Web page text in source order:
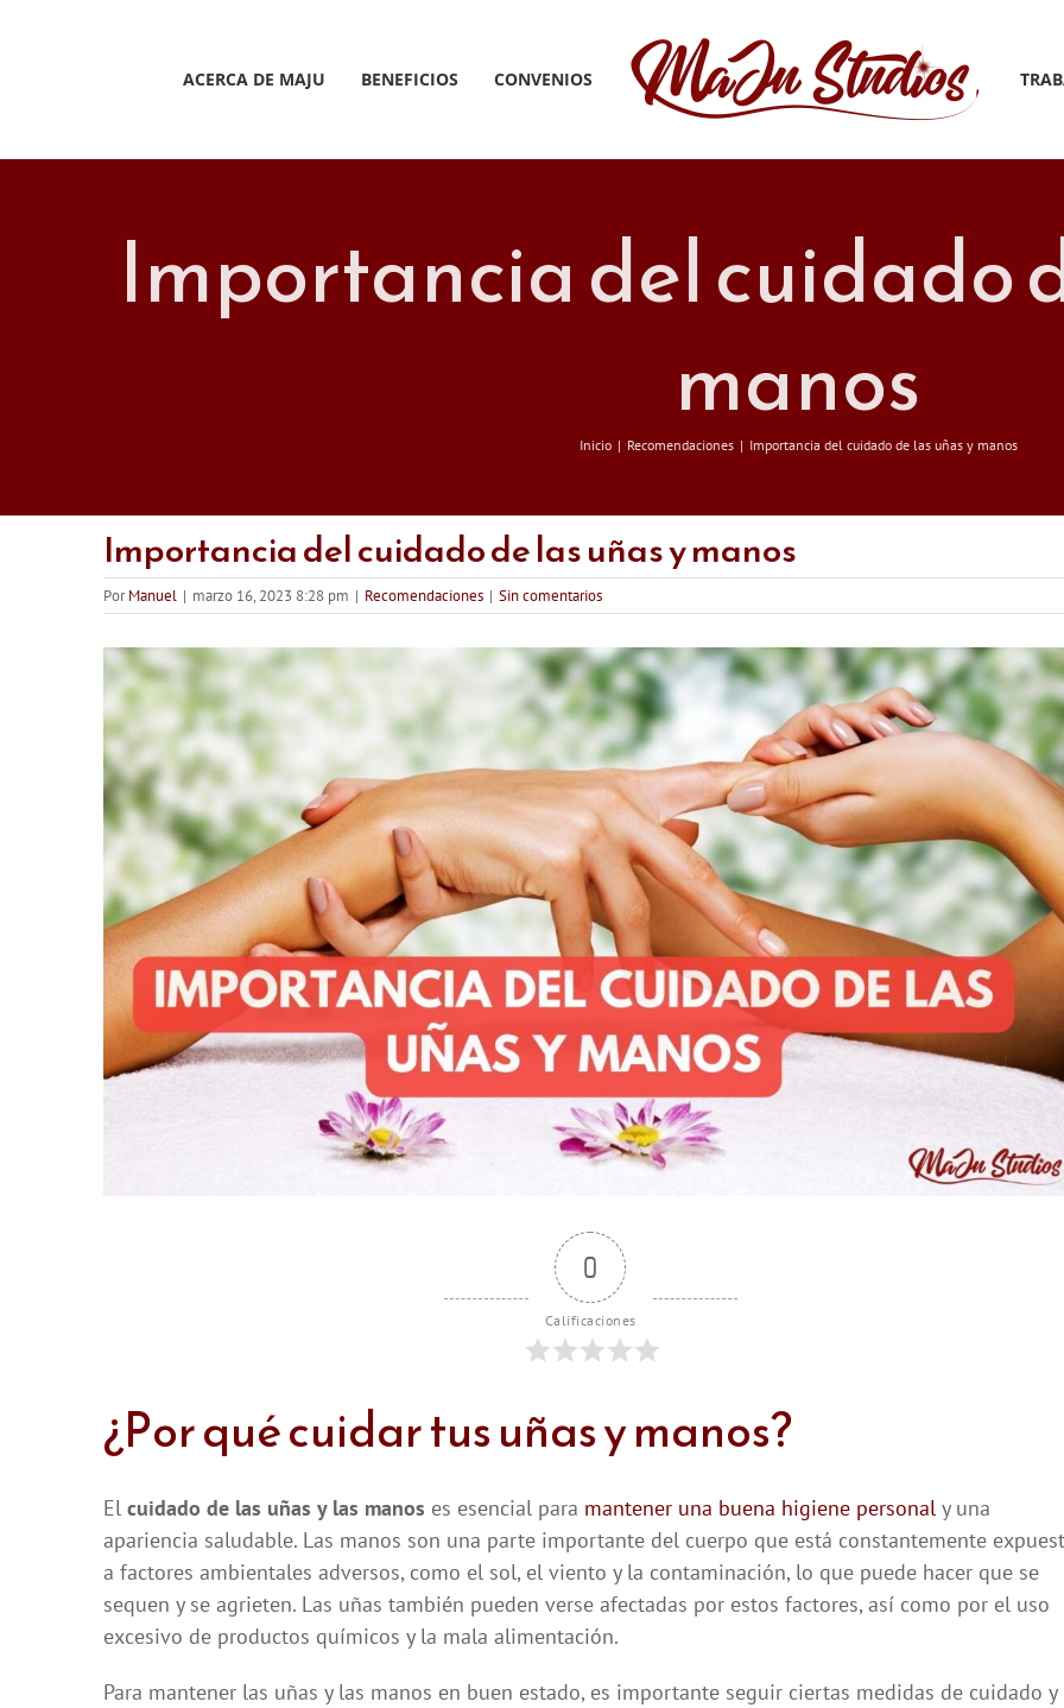
ACERCA DE MAJU BENEFICIOS CONVENIOS
Importancia del cuidado
manos
Inicio Recomendaciones Importancia del cuidado de las uñas y manos
Importancia del cuidado de las uñas y manos
PorManuel | marzo 16, 2023 8:28 pm | Recomendaciones | Sin comentarios
0
Calificaciones
¿Por qué cuidar tus uñas y manos?
El cuidado de las uñas y las manos es esencial para mantener una buena higiene personaly una
apariencia saludable. Las manos son una parte importante del cuerpo que está constantemente
a factores ambientales adversos, como el sol, el viento y la contaminación, lo que puede hacer que se
sequen y se agrieten. Las uñas también pueden verse afectadas por estos factores, así como por el uso
excesivo de productos químicos y la mala alimentación.
Para mantener las uñas y las manos en buen estado, es importante seguir ciertas medidas de cuidado y